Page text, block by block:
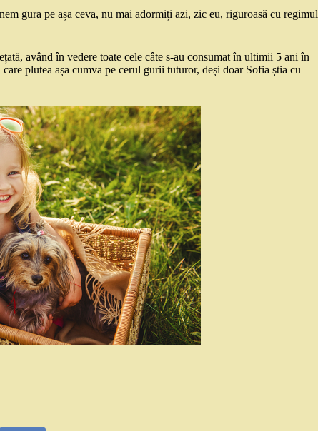
gura pe așa ceva, nu mai adormiți azi, zic eu, riguroasă cu regimul
având în vedere toate cele câte s-au consumat în ultimii 5 ani în
plutea așa cumva pe cerul gurii tuturor, deși doar Sofia știa cu